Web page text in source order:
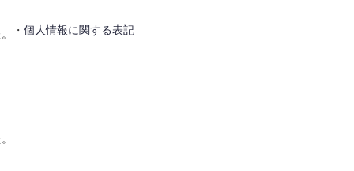
・ 個人情報に関する表記